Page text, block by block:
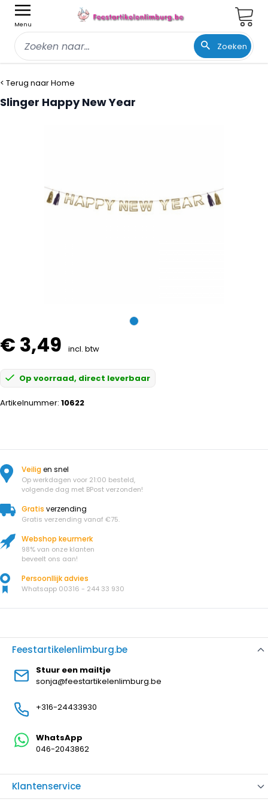
Menu
Zoeken
< Terug naar Home
Slinger Happy New Year
€ 3,49 incl. btw
Op voorraad, direct leverbaar
Artikelnummer: 10622
Veiligen snel
Op werkdagen voor 21:00 besteld,
volgende dag met BPost verzonden!
Gratis verzending
Gratis verzending vanaf €75.
Webshop keurmerk
98% van onze klanten
beveelt ons aan!
Persoonllijk advies
Whatsapp 00316 - 244 33 930
Klantenservice
Feestartikelenlimburg.be
Stuur een mailtje
sonja@feestartikelenlimburg.be
+316-24433930
WhatsApp
046-2043862